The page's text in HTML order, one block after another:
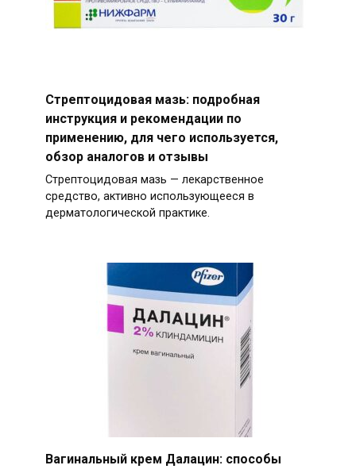
Стрептоцидовая мазь: подробная
инструкция и рекомендации по
применению, для чего используется,
обзор аналогов и отзывы
Стрептоцидовая мазь — лекарственное
средство, активно использующееся в
дерматологической практике.
Вагинальный крем Далацин: способы